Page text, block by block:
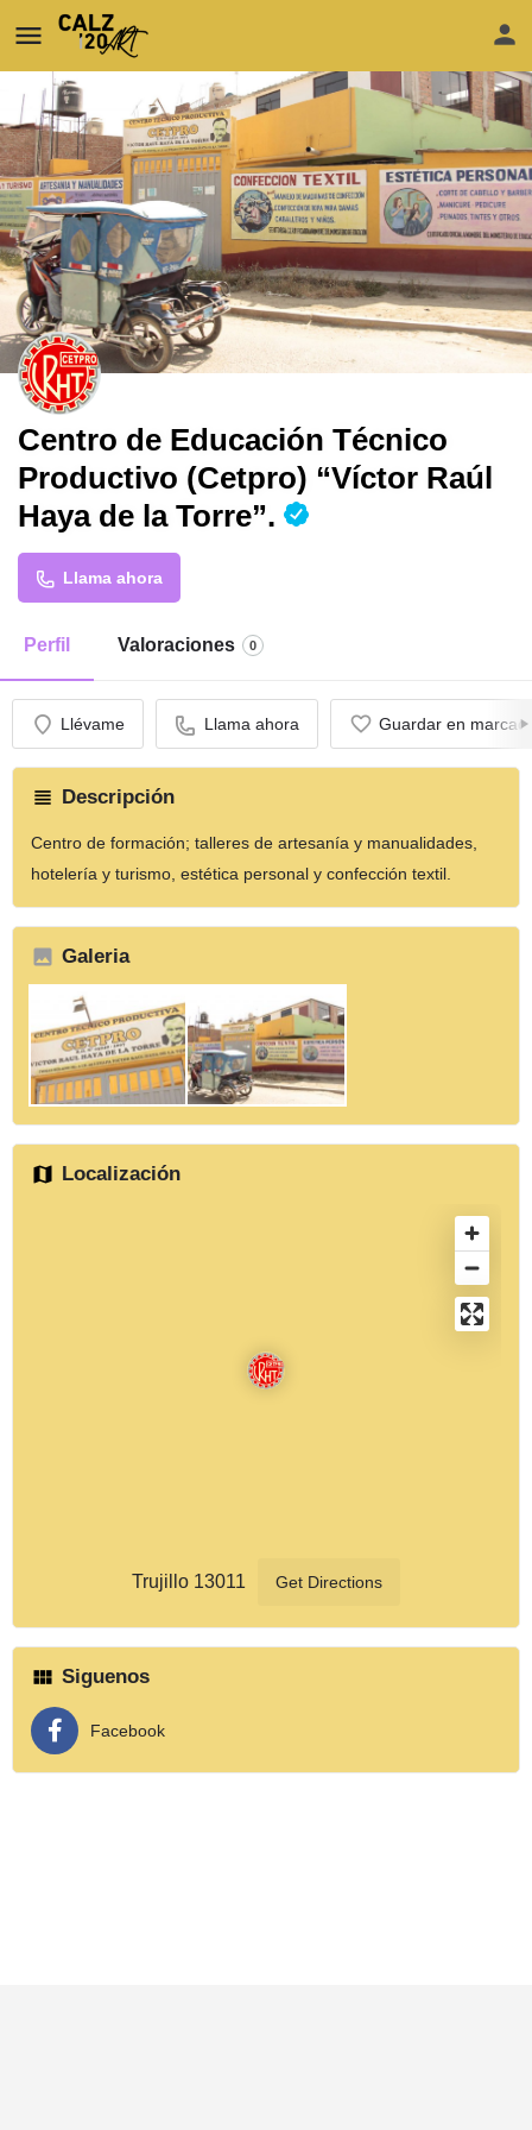
Centro de Educación Técnico
Productivo (Cetpro) “Víctor Raúl
Haya de la Torre”.
Llama ahora
Perfil Valoraciones 0
Llévame Llama ahora Guardar en
Descripción
Centro de formación; talleres de artesanía y manualidades,
hotelería y turismo, estética personal y confección textil.
Galeria
Localización
Trujillo 13011 Get Directions
Siguenos
Facebook